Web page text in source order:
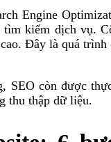
Engine
tìm kiếm dịch vụ.
Đây là quá
SEO còn được
thu thập dữ liệu.